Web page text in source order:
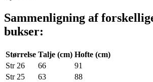
Sammenligning af
bukser:
Størrelse Talje (cm) Hofte (cm)
Str 26
66
91
Str 25
63
88